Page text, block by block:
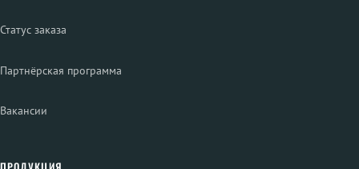
Статус заказа
Партнёрская программа
Вакансии